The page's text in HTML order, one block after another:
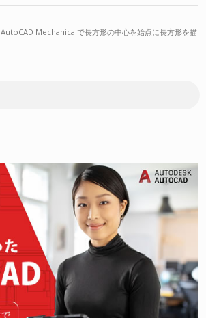
AutoCAD Mechanicalで長方形の中心を始点に長方形を描